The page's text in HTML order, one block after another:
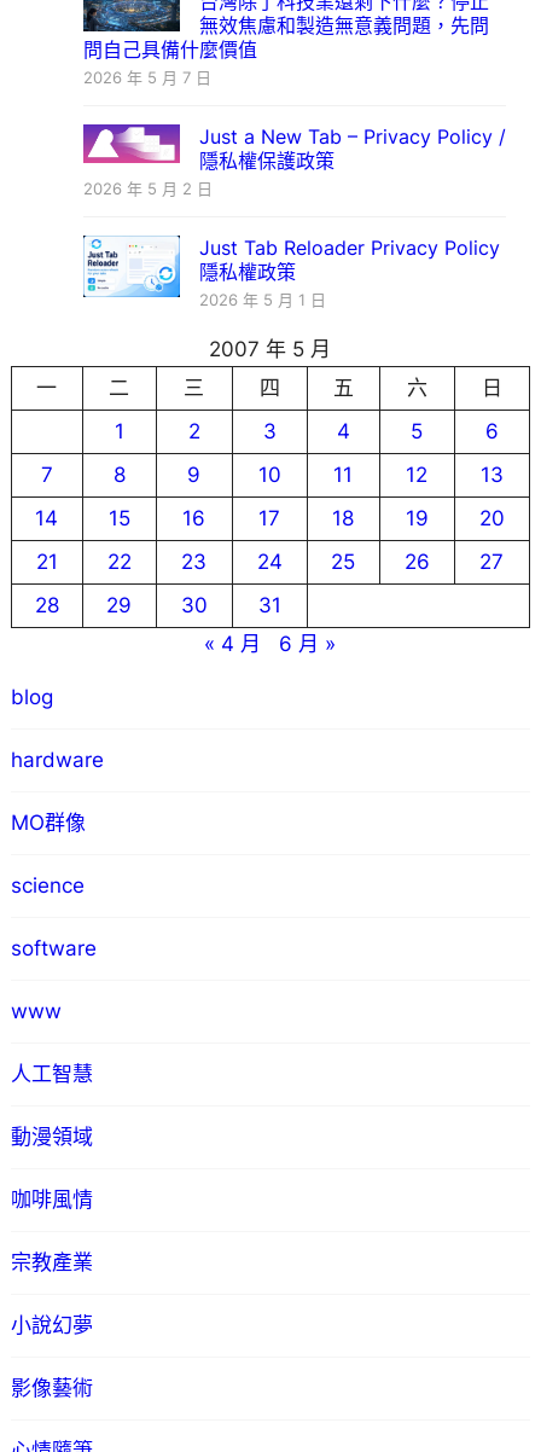
無效焦慮和製造無意義問題，先問
問自己具備什麼價值
2026 年 5 月 7 日
Just a New Tab – Privacy Policy /
隱私權保護政策
2026 年 5 月 2 日
Just Tab Reloader Privacy Policy
隱私權政策
2026 年 5 月 1 日
2007 年 5 月
一
二 三 四 五 六
日
1
2 3 4 5
6
7
8 9 10 11 12
13
14
15 16 17 18 19
20
21
22 23 24 25 26
27
28
29 30
31
« 4 月
6 月 »
blog
hardware
MO群像
science
software
www
人工智慧
動漫領域
咖啡風情
宗教產業
小說幻夢
影像藝術